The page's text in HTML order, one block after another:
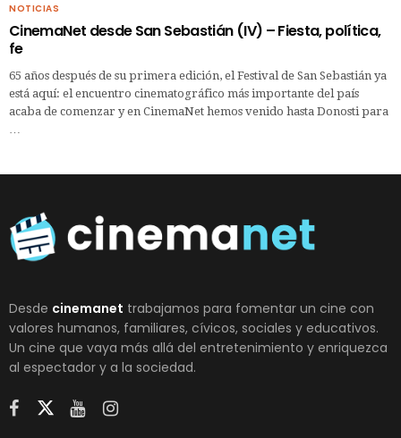
NOTICIAS
CinemaNet desde San Sebastián (IV) – Fiesta, política,
fe
65 años después de su primera edición, el Festival de San Sebastián ya
está aquí: el encuentro cinematográfico más importante del país
acaba de comenzar y en CinemaNet hemos venido hasta Donosti para
Desde cinemanet trabajamos para fomentar un cine con
valores humanos, familiares, cívicos, sociales y educativos.
Un cine que vaya más allá del entretenimiento y enriquezca
al espectador y a la sociedad.